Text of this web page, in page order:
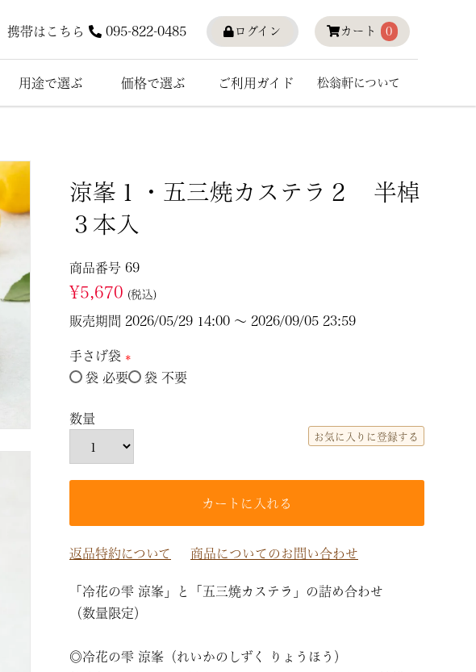
携帯はこちら 095-822-0485 ログイン カート 0
用途で選ぶ 価格で選ぶ ご利用ガイド 松翁軒について
涼峯１・五三焼カステラ２ 半棹
３本入
商品番号 69
¥5,670 税込
販売期間 2026/05/29 14:00 〜 2026/09/05 23:59
手さげ袋
(必
袋 必要 袋 不要
お気に入りに登録する
カートに入れる
返品特約について 商品についてのお問い合わせ
「冷花の雫 涼峯」と「五三焼カステラ」の詰め合わせ
（数量限定）
◎冷花の雫 涼峯（れいかのしずく りょうほう）